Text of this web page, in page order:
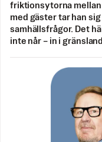
friktionsytorna mellan
med gäster tar han
samhällsfrågor. Det
inte når – in i